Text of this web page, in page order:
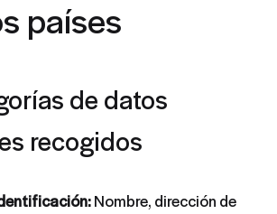
países
de datos
recogidos
Nombre, dirección de